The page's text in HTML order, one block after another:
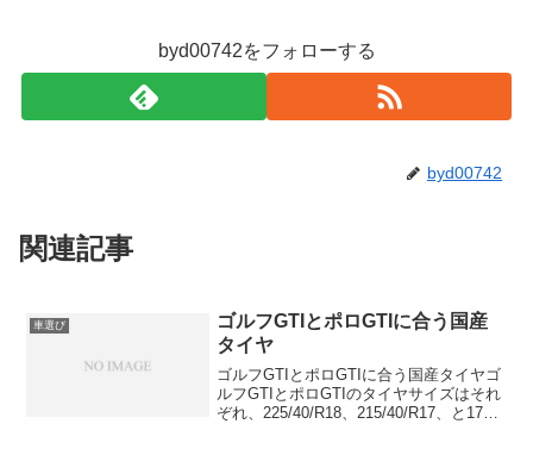
byd00742をフォローする
byd00742
関連記事
車選び
ゴルフGTIとポロGTIに合う国産
タイヤ
ゴルフGTIとポロGTIに合う国産タイヤゴ
ルフGTIとポロGTIのタイヤサイズはそれ
ぞれ、225/40/R18、215/40/R17、と17イ